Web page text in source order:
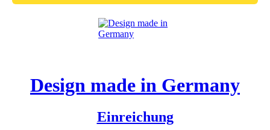
Design made in Germany
Einreichung